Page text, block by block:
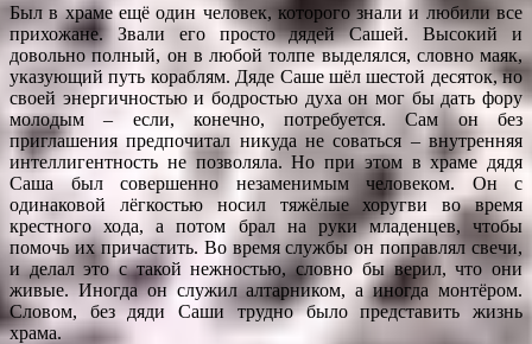
Был в храме ещё один человек, которого знали и любили все
прихожане. Звали его просто дядей Сашей. Высокий и
довольно полный, он в любой толпе выделялся, словно маяк,
указующий путь кораблям. Дяде Саше шёл шестой десяток, но
своей энергичностью и бодростью духа он мог бы дать фору
молодым – если, конечно, потребуется. Сам он без
приглашения предпочитал никуда не соваться – внутренняя
интеллигентность не позволяла. Но при этом в храме дядя
Саша был совершенно незаменимым человеком. Он с
одинаковой лёгкостью носил тяжёлые хоругви во время
крестного хода, а потом брал на руки младенцев, чтобы
помочь их причастить. Во время службы он поправлял свечи,
и делал это с такой нежностью, словно бы верил, что они
живые. Иногда он служил алтарником, а иногда монтёром.
Словом, без дяди Саши трудно было представить жизнь
храма.